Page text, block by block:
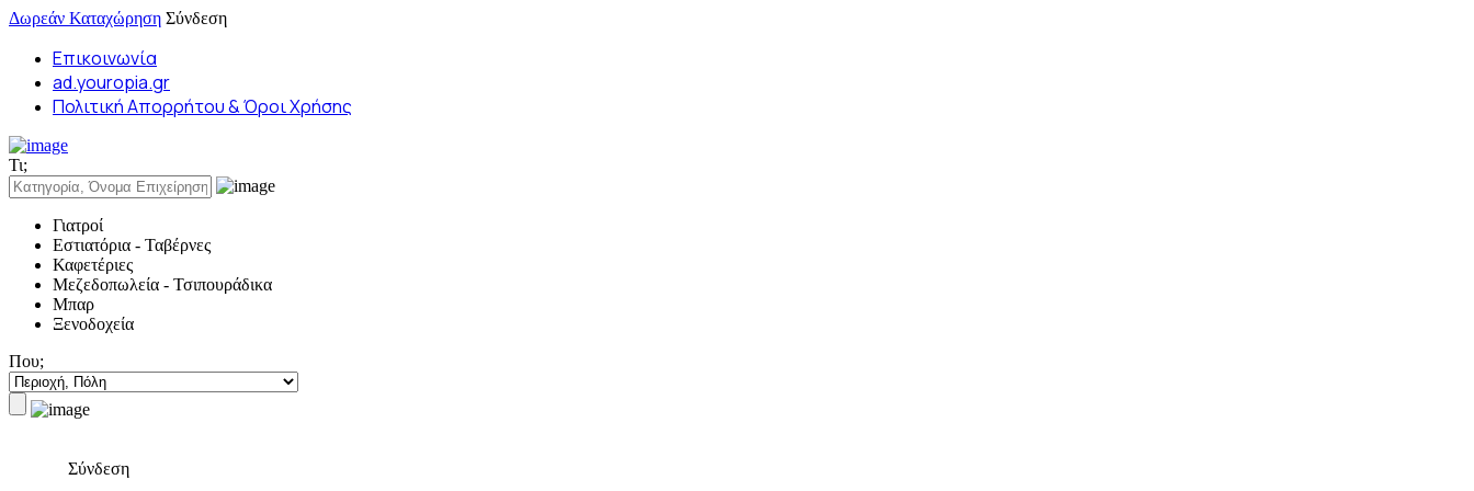
Δωρεάν Καταχώρηση Σύνδεση
Επικοινωνία
ad.youropia.gr
Πολιτική Απορρήτου & Όροι Χρήσης
Τι;
Γιατροί
Εστιατόρια - Ταβέρνες
Καφετέριες
Μεζεδοπωλεία - Τσιπουράδικα
Μπαρ
Ξενοδοχεία
Που;
Σύνδεση